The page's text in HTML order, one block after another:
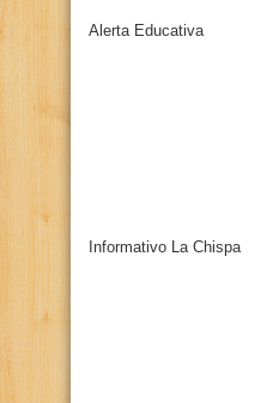
Alerta Educativa
Informativo La Chispa